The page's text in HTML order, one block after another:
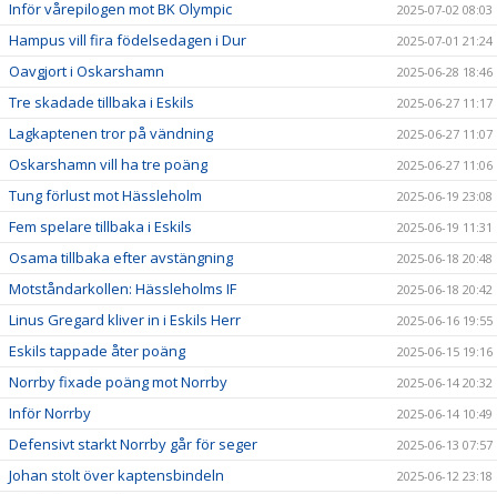
Inför vårepilogen mot BK Olympic 2025-07-02 08:03
Hampus vill fira födelsedagen i Dur 2025-07-01 21:24
Oavgjort i Oskarshamn 2025-06-28 18:46
Tre skadade tillbaka i Eskils 2025-06-27 11:17
Lagkaptenen tror på vändning 2025-06-27 11:07
Oskarshamn vill ha tre poäng 2025-06-27 11:06
Tung förlust mot Hässleholm 2025-06-19 23:08
Fem spelare tillbaka i Eskils 2025-06-19 11:31
Osama tillbaka efter avstängning 2025-06-18 20:48
Motståndarkollen: Hässleholms IF 2025-06-18 20:42
Linus Gregard kliver in i Eskils Herr 2025-06-16 19:55
Eskils tappade åter poäng 2025-06-15 19:16
Norrby fixade poäng mot Norrby 2025-06-14 20:32
Inför Norrby 2025-06-14 10:49
Defensivt starkt Norrby går för seger 2025-06-13 07:57
Johan stolt över kaptensbindeln 2025-06-12 23:18